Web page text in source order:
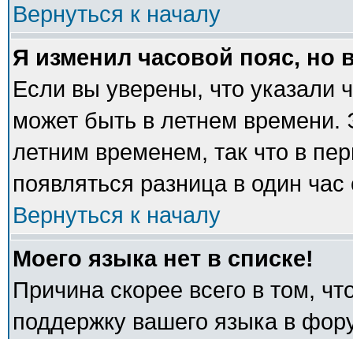
Вернуться к началу
Я изменил часовой пояс, но
Если вы уверены, что указали
может быть в летнем времени.
летним временем, так что в
появляться разница в один
Вернуться к началу
Моего языка нет в списке!
Причина скорее всего в том,
поддержку вашего языка в